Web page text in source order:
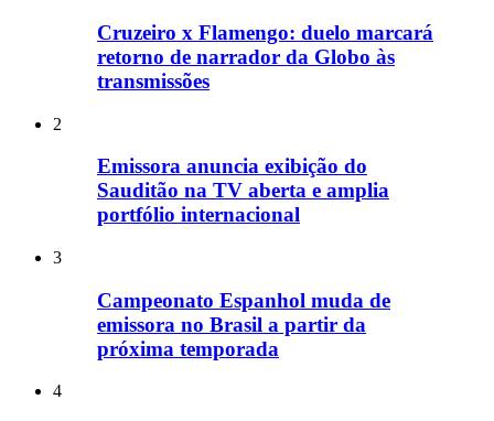
Cruzeiro x Flamengo: duelo marcará
retorno de narrador da Globo às
transmissões
2
Emissora anuncia exibição do
Sauditão na TV aberta e amplia
portfólio internacional
3
Campeonato Espanhol muda de
emissora no Brasil a partir da
próxima temporada
4